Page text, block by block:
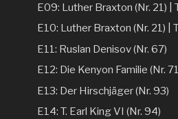
E09: Luther Braxton (Nr. 21) |
E10: Luther Braxton (Nr. 21) |
E11: Ruslan Denisov (Nr. 67)
E12: Die Kenyon Familie (Nr.
E13: Der Hirschjäger (Nr. 93)
E14: T. Earl King VI (Nr. 94)